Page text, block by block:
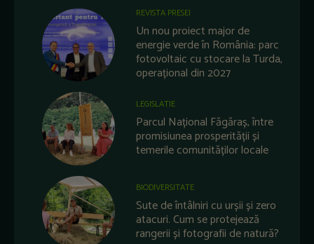
REVISTA PRESEI
Un nou proiect major de
energie verde în România: parc
fotovoltaic cu stocare la Turda,
operațional din 2027
LEGISLATIE
Parcul Național Făgăraș, între
promisiunea prosperității și
temerile comunităților locale
BIODIVERSITATE
Sute de întâlniri cu urșii și zero
atacuri. Cum se protejează
rangerii și fotografii de natură?